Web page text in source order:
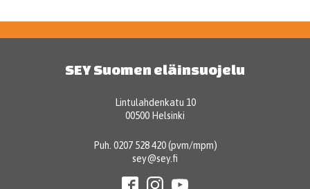
SEY Suomen eläinsuojelu
Lintulahdenkatu 10
00500 Helsinki
Puh. 0207 528 420 (pvm/mpm)
sey@sey.fi